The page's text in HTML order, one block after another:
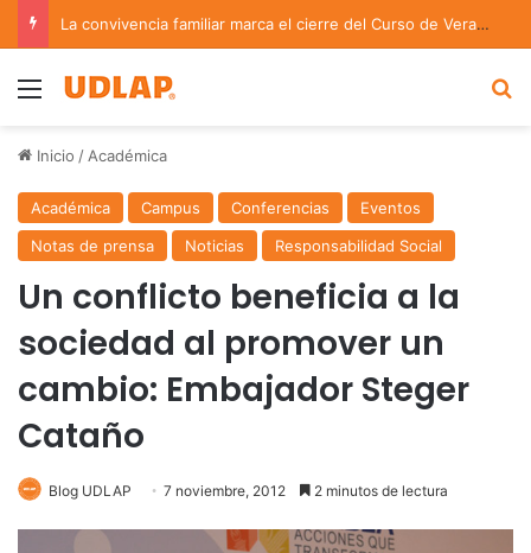
La convivencia familiar marca el cierre del Curso de Verano de Escuelas Aztecas
Menu
Inicio / Académica
Académica Campus Conferencias
Eventos
Notas de prensa
Noticias Responsabilidad Social
Un conflicto beneficia a la
sociedad al promover un
cambio: Embajador Steger
Cataño
Blog UDLAP 7 noviembre, 2012 2 minutos de lectura